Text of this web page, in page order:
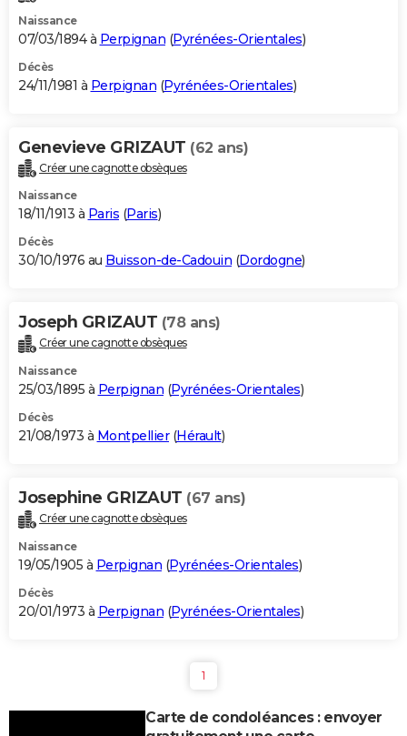
Naissance
07/03/1894 à Perpignan (Pyrénées-Orientales)
Décès
24/11/1981 à Perpignan (Pyrénées-Orientales)
Genevieve GRIZAUT (62 ans)
Créer une cagnotte obsèques
Naissance
18/11/1913 à Paris (Paris)
Décès
30/10/1976 au Buisson-de-Cadouin (Dordogne)
Joseph GRIZAUT (78 ans)
Créer une cagnotte obsèques
Naissance
25/03/1895 à Perpignan (Pyrénées-Orientales)
Décès
21/08/1973 à Montpellier(Hérault)
Josephine GRIZAUT (67 ans)
Créer une cagnotte obsèques
Naissance
19/05/1905 à Perpignan (Pyrénées-Orientales)
Décès
20/01/1973 à Perpignan (Pyrénées-Orientales)
1
Carte de condoléances : envoyer